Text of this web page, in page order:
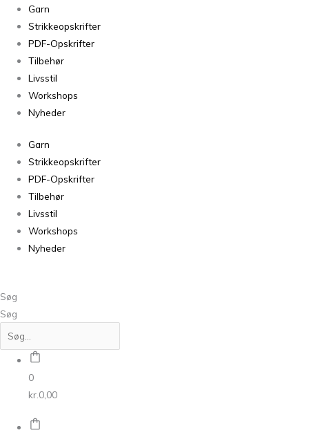
Garn
Strikkeopskrifter
PDF-Opskrifter
Tilbehør
Livsstil
Workshops
Nyheder
Garn
Strikkeopskrifter
PDF-Opskrifter
Tilbehør
Livsstil
Workshops
Nyheder
Søg
Søg
0
kr. 0,00
Isager
Soft
antal